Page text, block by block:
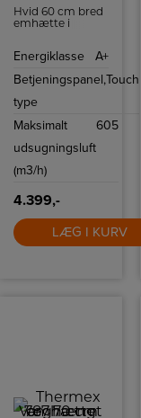
Hvid 60 cm bred
emhætte i
hastigheder at
Energiklasse
A+
Betjeningspanel,
type
Touch
Maksimalt
udsugningsluft
(m3/h)
605
4.399,-
LÆG I KURV